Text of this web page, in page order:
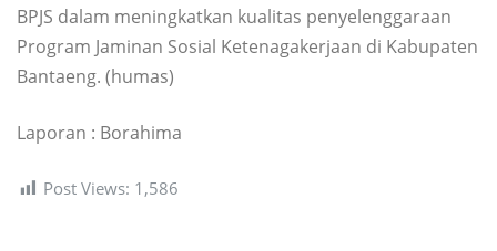
BPJS dalam meningkatkan kualitas penyelenggaraan
Program Jaminan Sosial Ketenagakerjaan di Kabupaten
Bantaeng. (humas)
Laporan : Borahima
Post Views: 1,586